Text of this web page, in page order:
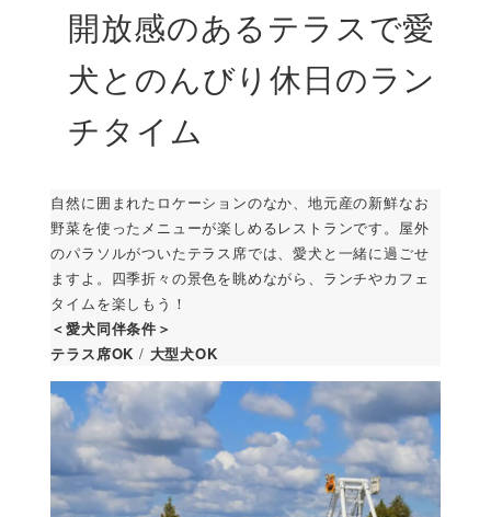
開放感のあるテラスで愛
犬とのんびり休日のラン
チタイム
自然に囲まれたロケーションのなか、地元産の新鮮なお
野菜を使ったメニューが楽しめるレストランです。屋外
のパラソルがついたテラス席では、愛犬と一緒に過ごせ
ますよ。四季折々の景色を眺めながら、ランチやカフェ
タイムを楽しもう！
＜愛犬同伴条件＞
テラス席OK / 大型犬OK